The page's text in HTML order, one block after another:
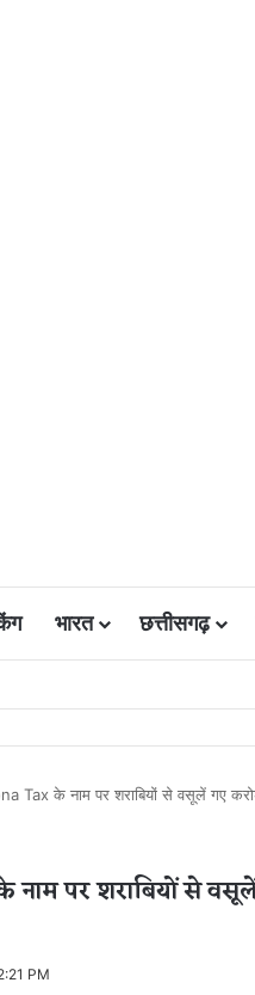
भारत छत्तीसगढ़
रफ्तार तेज, बजट आवंटन 24 गुना बढ़ा; 36
Tax के नाम पर शराबियों से वसूलें गए
पर शराबियों से
PM